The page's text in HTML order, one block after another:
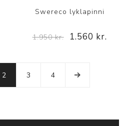
Swereco lyklapinni
1.950 kr. 1.560 kr.
2 3 4